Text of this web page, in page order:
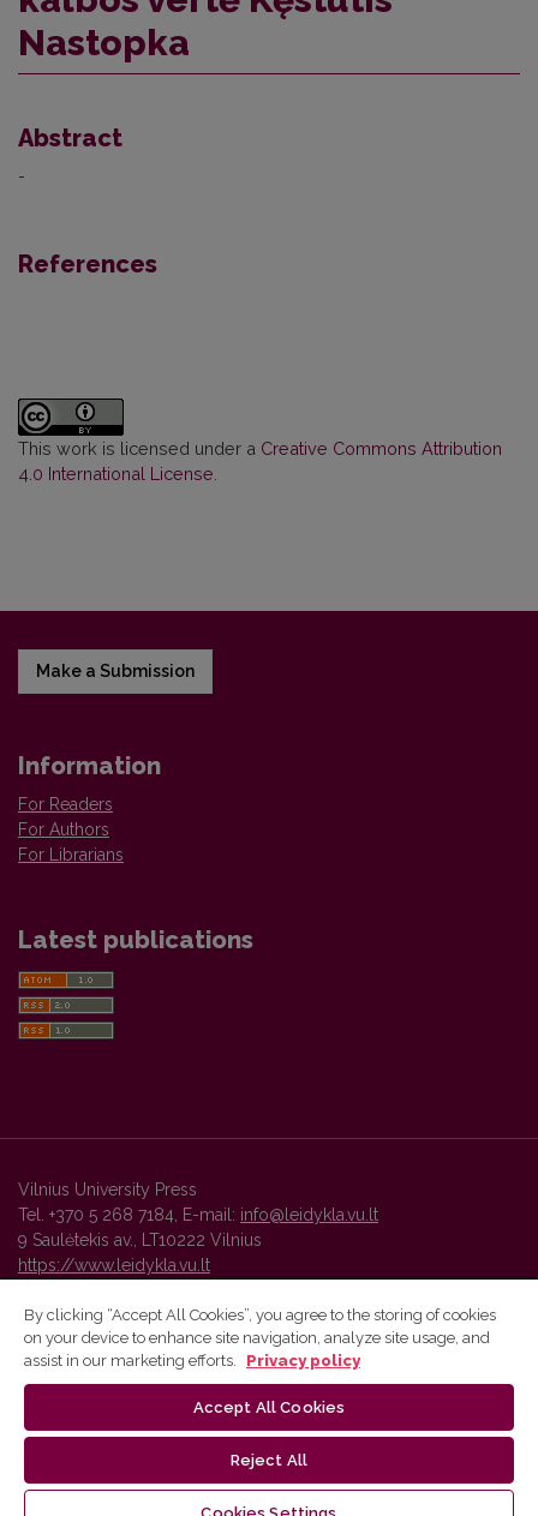
Nastopka
Abstract
-
References
This work is licensed under a Creative Commons Attribution
4.0 International License
Make a Submission
Information
For Readers
For Authors
For Librarians
Latest publications
Vilnius University Press
Tel. +370 5 268 7184, E-mail: info@leidykla.vu.lt
9 Saulėtekis av., LT10222 Vilnius
https://www.leidykla.vu.lt
Vilnius University Press platform and metadata are distributed by
By clicking “Accept All Cookies”, you agree to the storing of cookies
on your device to enhance site navigation, analyze site usage, and
assist in our marketing efforts.
Privacy policy
Accept All Cookies
Reject All